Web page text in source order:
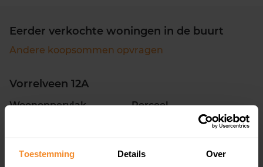
Toestemming Details Over
Eerder verkochte woningen in de buurt
Andere koopsommen opvragen
Vorrelveen 12A
Woonoppervlak Perceel
26 juni 2026
Koopsom opvragen